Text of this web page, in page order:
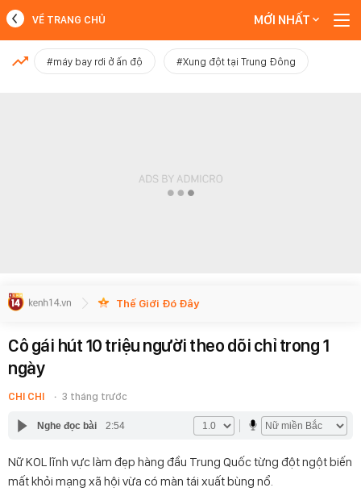
MỚI NHẤT
VỀ TRANG CHỦ MỚI NHẤT
#máy bay rơi ở ấn độ #Xung đột tại Trung Đông
Thế Giới Đó Đây
Cô gái hút 10 triệu người theo dõi chỉ trong 1
ngày
CHI CHI 3 tháng trước
Nghe đọc bài 2:54
Nữ KOL lĩnh vực làm đẹp hàng đầu Trung Quốc từng đột ngột biến
mất khỏi mạng xã hội vừa có màn tái xuất bùng nổ.